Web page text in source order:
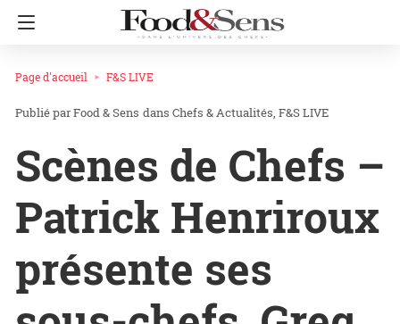
Page d'accueil F&S LIVE
Food & Sens dans Chefs & Actualités F&S LIVE
Scènes de Chefs –
Patrick Henriroux
présente ses